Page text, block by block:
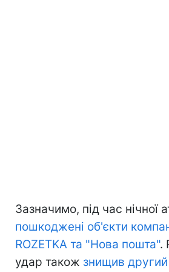
Зазначимо, під час нічної
пошкоджені об'єкти
ROZETKA та "Нова пошта".
удар також знищив